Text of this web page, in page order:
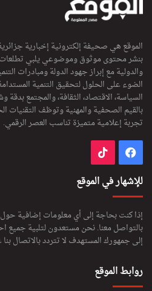
الموقع هي صحيفة إلكترونية إخبارية
بنشر محتوى موثوق وموضوعي يلبي تطلعات
والدولية مع إبراز جهود الدولة ومبادرات
الضوء على الحلول لتحقيق التنمية
السياسة، الاقتصاد، الثقافة، والمجتمع
بالقيم الصحفية والمهنية وتوظف التقنيات
تجربة إعلامية متميزة تناسب العصر الرقمي.
فيسبوك
للإشهار في الموقع
إذا كنت بحاجة إلى أي معلومات إضافية حول
بالتواصل معنا. نحن مستعدون لتلبية جميع
إلى جمهورك المستهدف لا تتردد بالاتصال بنا
روابط الموقع